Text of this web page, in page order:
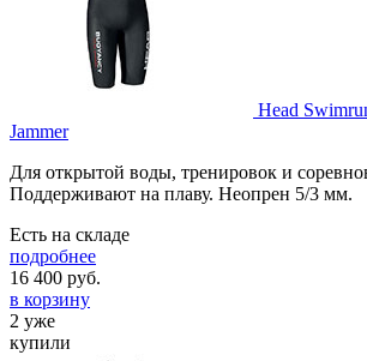
Head
Jammer
Для открытой воды, тренировок и
Поддерживают на плаву. Неопрен 5/3 мм.
Есть на складе
подробнее
16 400 руб.
в корзину
2 уже
купили